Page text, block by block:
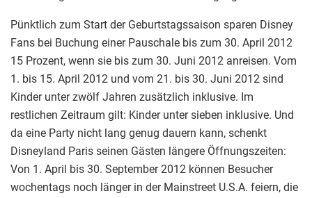
Pünktlich zum Start der Geburtstagssaison sparen Disney
Fans bei Buchung einer Pauschale bis zum 30. April 2012
15 Prozent, wenn sie bis zum 30. Juni 2012 anreisen. Vom
1. bis 15. April 2012 und vom 21. bis 30. Juni 2012 sind
Kinder unter zwölf Jahren zusätzlich inklusive. Im
restlichen Zeitraum gilt: Kinder unter sieben inklusive. Und
da eine Party nicht lang genug dauern kann, schenkt
Disneyland Paris seinen Gästen längere Öffnungszeiten:
Von 1. April bis 30. September 2012 können Besucher
wochentags noch länger in der Mainstreet U.S.A. feiern, die